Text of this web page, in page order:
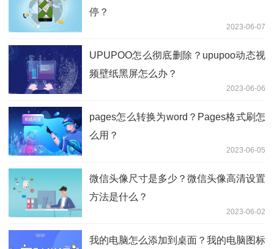
停？
2023-06-07
UPUPOO怎么彻底删除？upupoo动态视
频壁纸黑屏怎么办？
2023-06-06
pages怎么转换为word？Pages格式刷怎
么用？
2023-06-05
微信头像尺寸是多少？微信头像高清设置
方法是什么？
2023-06-02
我的电脑怎么添加到桌面？我的电脑图标